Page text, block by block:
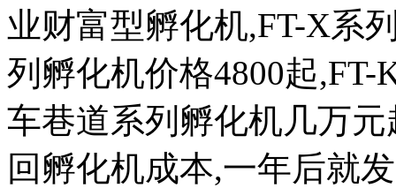
业财富型孵化机,FT-X系
列孵化机价格4800起
车巷道系列孵化机几万
回孵化机成本,一年后就